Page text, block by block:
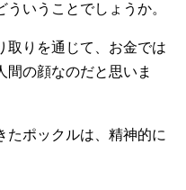
ういうことでしょうか。
取りを通じて、お金では
間の顔なのだと思いま
たポックルは、精神的に